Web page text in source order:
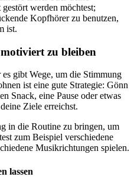
werden möchtest;
Kopfhörer zu benutzen,
ist.
zu bleiben
gibt Wege, um die Stimmung
ist eine gute Strategie: Gönn
Snack, eine Pause oder etwas
Ziele erreichst.
in die Routine zu bringen, um
zum Beispiel verschiedene
Musikrichtungen spielen.
lassen